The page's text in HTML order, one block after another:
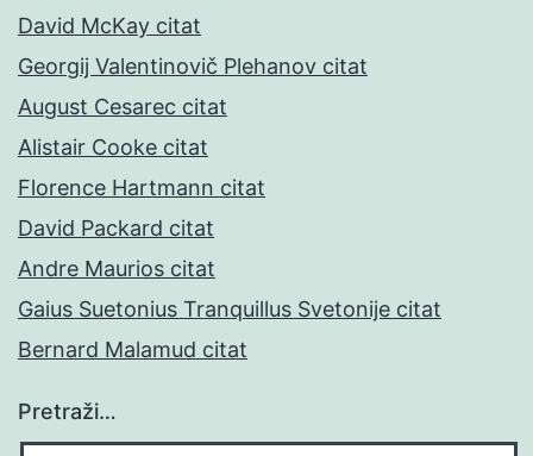
David McKay citat
Georgij Valentinovič Plehanov citat
August Cesarec citat
Alistair Cooke citat
Florence Hartmann citat
David Packard citat
Andre Maurios citat
Gaius Suetonius Tranquillus Svetonije citat
Bernard Malamud citat
Pretraži…